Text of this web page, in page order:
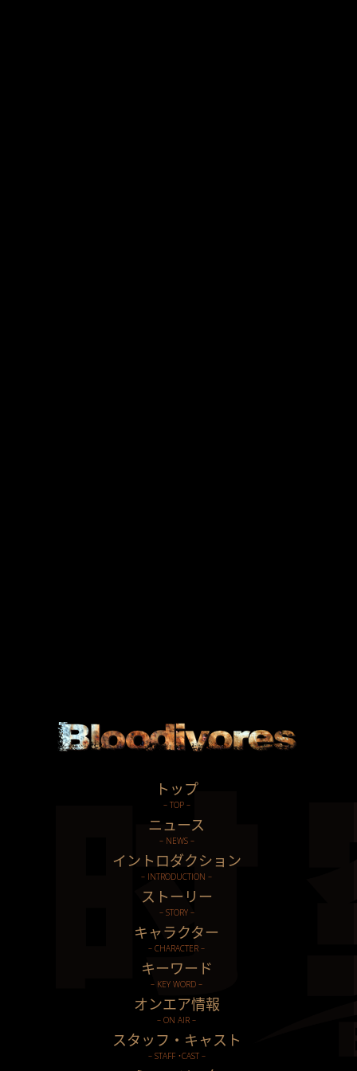
トップ
– TOP –
ニュース
– NEWS –
イントロダクション
– INTRODUCTION –
ストーリー
– STORY –
キャラクター
– CHARACTER –
キーワード
– KEY WORD –
オンエア情報
– ON AIR –
スタッフ・キャスト
– STAFF ･CAST –